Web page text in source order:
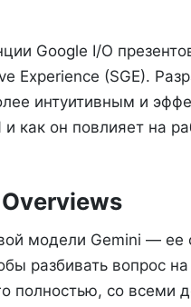
Google I/O
Experience (SGE).
интуитивным и
как он повлияет на
модели Gemini — ее
разбивать вопрос
полностью, со всеми